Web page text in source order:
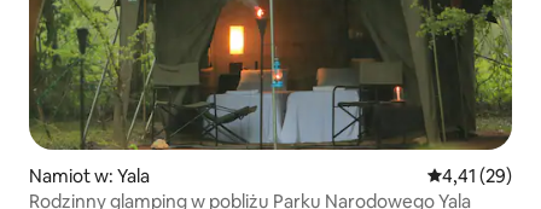
Namiot w: Yala Średnia
4,41 (29)
Rodzinny glamping w pobliżu Parku Narodowego Yala